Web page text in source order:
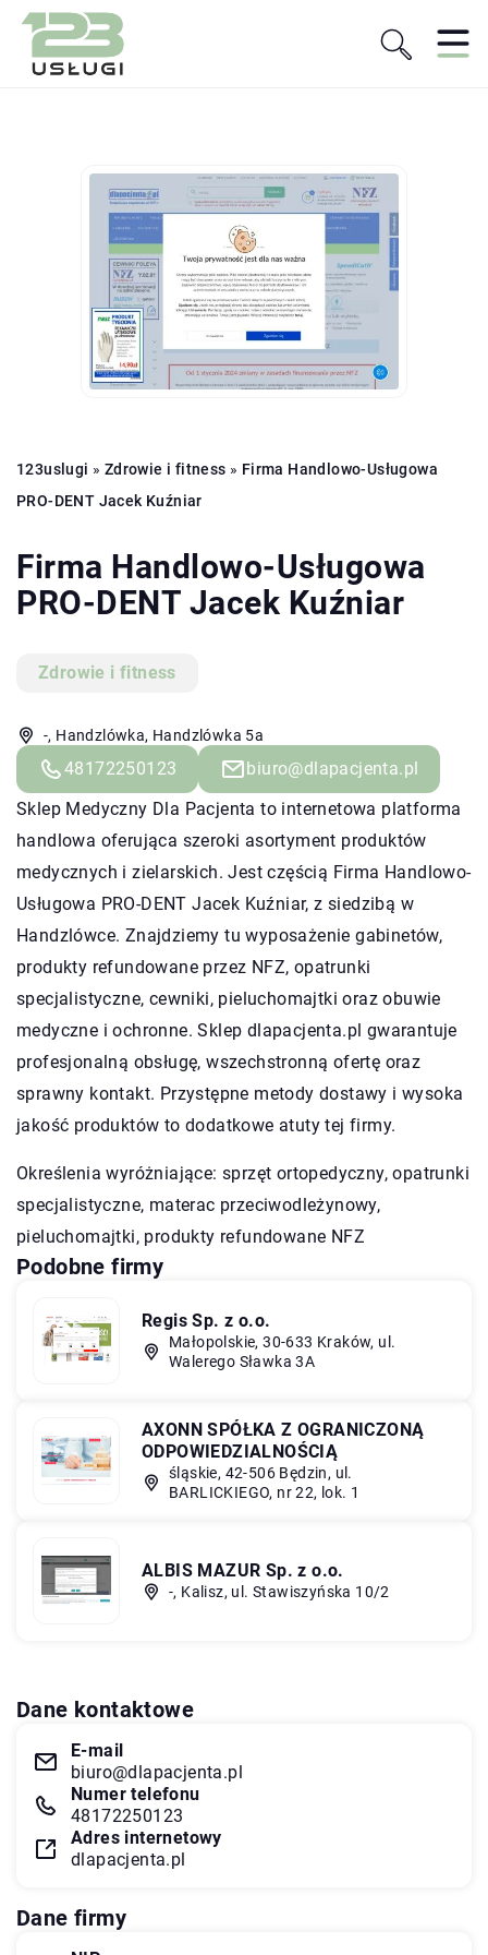
123uslugi » Zdrowie i fitness » Firma Handlowo-Usługowa
PRO-DENT Jacek Kuźniar
Firma Handlowo-Usługowa
PRO-DENT Jacek Kuźniar
Zdrowie i fitness
-, Handzlówka, Handzlówka 5a
48172250123
biuro@dlapacjenta.pl
Sklep Medyczny Dla Pacjenta to internetowa platforma
handlowa oferująca szeroki asortyment produktów
medycznych i zielarskich. Jest częścią Firma Handlowo-
Usługowa PRO-DENT Jacek Kuźniar, z siedzibą w
Handzlówce. Znajdziemy tu wyposażenie gabinetów,
produkty refundowane przez NFZ, opatrunki
specjalistyczne, cewniki, pieluchomajtki oraz obuwie
medyczne i ochronne. Sklep dlapacjenta.pl gwarantuje
profesjonalną obsługę, wszechstronną ofertę oraz
sprawny kontakt. Przystępne metody dostawy i wysoka
jakość produktów to dodatkowe atuty tej firmy.
Określenia wyróżniające: sprzęt ortopedyczny, opatrunki
specjalistyczne, materac przeciwodleżynowy,
pieluchomajtki, produkty refundowane NFZ
Podobne firmy
Regis Sp. z o.o.
Małopolskie, 30-633 Kraków, ul.
Walerego Sławka 3A
AXONN SPÓŁKA Z OGRANICZONĄ
ODPOWIEDZIALNOŚCIĄ
śląskie, 42-506 Będzin, ul.
BARLICKIEGO, nr 22, lok. 1
ALBIS MAZUR Sp. z o.o.
-, Kalisz, ul. Stawiszyńska 10/2
Dane kontaktowe
E-mail
biuro@dlapacjenta.pl
Numer telefonu
48172250123
Adres internetowy
dlapacjenta.pl
Dane firmy